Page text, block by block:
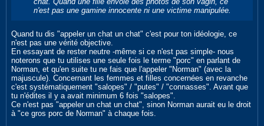
n'est pas une gamine innocente ni une victime manipulée.
Quand tu dis "appeler un chat un chat" c'est pour ton idéologie, ce
n'est pas une vérité objective.
En essayant de rester neutre -même si ce n'est pas simple- nous
noterons que tu utilises une seule fois le terme "porc" en parlant de
Norman, et qu'en suite tu ne fais que l'appeler "Norman" (avec la
majuscule). Concernant les femmes et filles concernées en revanche
c'est systématiquement "salopes" / "putes" / "connasses". Avant que
tu n'édites il y a avait minimum 6 fois "salopes".
Ce n'est pas "appeler un chat un chat", sinon Norman aurait eu le droit
à "ce gros porc de Norman" à chaque fois.